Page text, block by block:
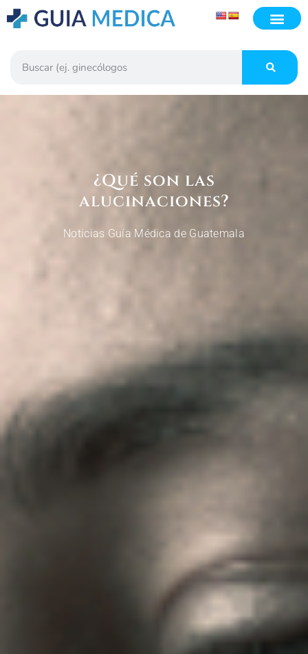
¿Qué son las
alucinaciones?
Noticias Guía Médica de Guatemala